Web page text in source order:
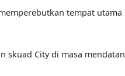
tempat
skuad City di masa